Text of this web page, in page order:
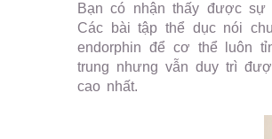
Bạn có nhận thấy được
Các bài tập thể dục nói
endorphin để cơ thể luôn
trung nhưng vẫn duy trì
cao nhất.